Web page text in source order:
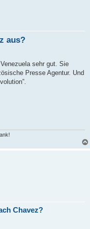
aus?
sehr gut. Sie
Presse Agentur. Und
Chavez?